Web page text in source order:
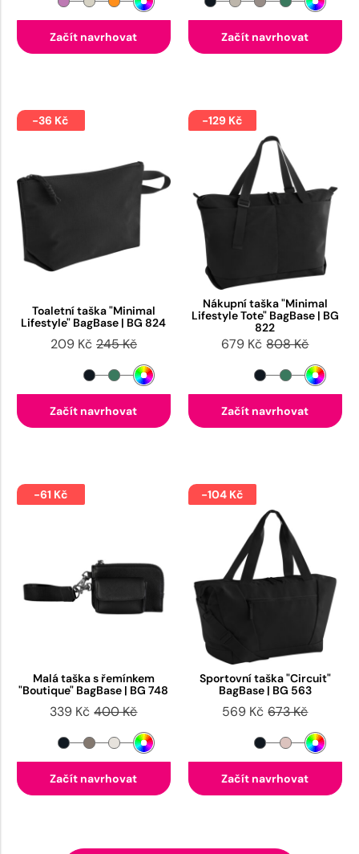
Začít navrhovat Začít navrhovat
-36 Kč
Toaletní taška "Minimal
Lifestyle" BagBase | BG 824
209 Kč 245 Kč
Začít navrhovat
-129 Kč
Nákupní taška "Minimal
Lifestyle Tote" BagBase | BG
822
679 Kč 808 Kč
Začít navrhovat
-61 Kč
Malá taška s řemínkem
"Boutique" BagBase | BG 748
339 Kč 400 Kč
Začít navrhovat
-104 Kč
Sportovní taška "Circuit"
BagBase | BG 563
569 Kč 673 Kč
Začít navrhovat